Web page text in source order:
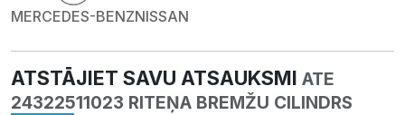
MERCEDES-BENZNISSAN
ATSTĀJIET SAVU ATSAUKSMI ATE
24322511023 RITEŅA BREMŽU CILINDRS